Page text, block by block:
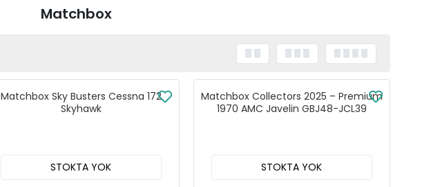
Matchbox
Matchbox Sky Busters Cessna 172
Skyhawk
STOKTA YOK
Matchbox Collectors 2025 – Premium
1970 AMC Javelin GBJ48-JCL39
STOKTA YOK